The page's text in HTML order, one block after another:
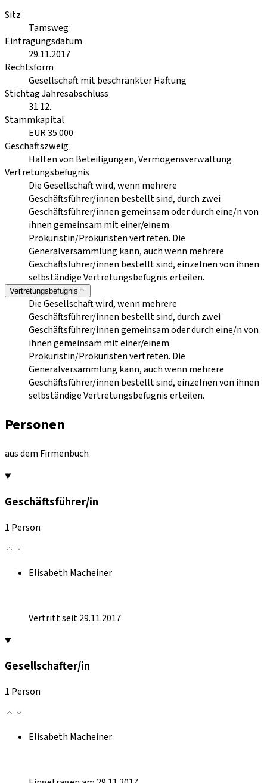
Sitz
Tamsweg
Eintragungsdatum
29.11.2017
Rechtsform
Gesellschaft mit beschränkter Haftung
Stichtag Jahresabschluss
31.12.
Stammkapital
EUR 35 000
Geschäftszweig
Halten von Beteiligungen, Vermögensverwaltung
Vertretungsbefugnis
Die Gesellschaft wird, wenn mehrere
Geschäftsführer/innen bestellt sind, durch zwei
Geschäftsführer/innen gemeinsam oder durch eine/n von
ihnen gemeinsam mit einer/einem
Prokuristin/Prokuristen vertreten. Die
Generalversammlung kann, auch wenn mehrere
Geschäftsführer/innen bestellt sind, einzelnen von ihnen
selbständige Vertretungsbefugnis erteilen.
Vertretungsbefugnis
Die Gesellschaft wird, wenn mehrere
Geschäftsführer/innen bestellt sind, durch zwei
Geschäftsführer/innen gemeinsam oder durch eine/n von
ihnen gemeinsam mit einer/einem
Prokuristin/Prokuristen vertreten. Die
Generalversammlung kann, auch wenn mehrere
Geschäftsführer/innen bestellt sind, einzelnen von ihnen
selbständige Vertretungsbefugnis erteilen.
Personen
aus dem Firmenbuch
Geschäftsführer/in
1 Person
Elisabeth Macheiner
Vertritt seit 29.11.2017
Gesellschafter/in
1 Person
Elisabeth Macheiner